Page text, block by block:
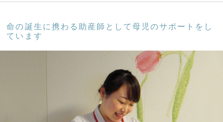
命の誕生に携わる助産師として母児のサポートをし
ています